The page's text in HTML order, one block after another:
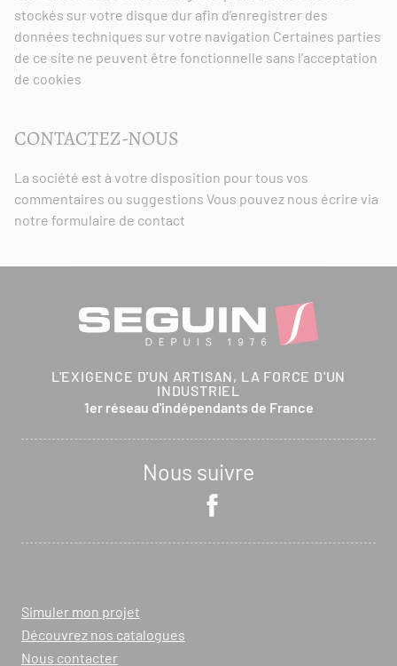
stockés sur votre disque dur afin d’enregistrer des
données techniques sur votre navigation Certaines parties
de ce site ne peuvent être fonctionnelle sans l’acceptation
de cookies
CONTACTEZ-NOUS
La société est à votre disposition pour tous vos
commentaires ou suggestions Vous pouvez nous écrire via
notre formulaire de contact
L'EXIGENCE D'UN ARTISAN, LA FORCE D'UN
INDUSTRIEL
1er réseau d'indépendants de France
Nous suivre
Simuler mon projet
Découvrez nos catalogues
Nous contacter